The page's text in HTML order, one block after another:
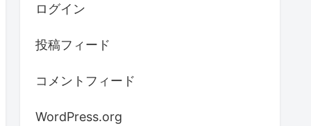
ログイン
投稿フィード
コメントフィード
WordPress.org